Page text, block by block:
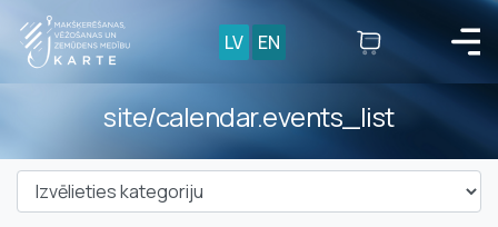
LV EN
site/calendar.events_list